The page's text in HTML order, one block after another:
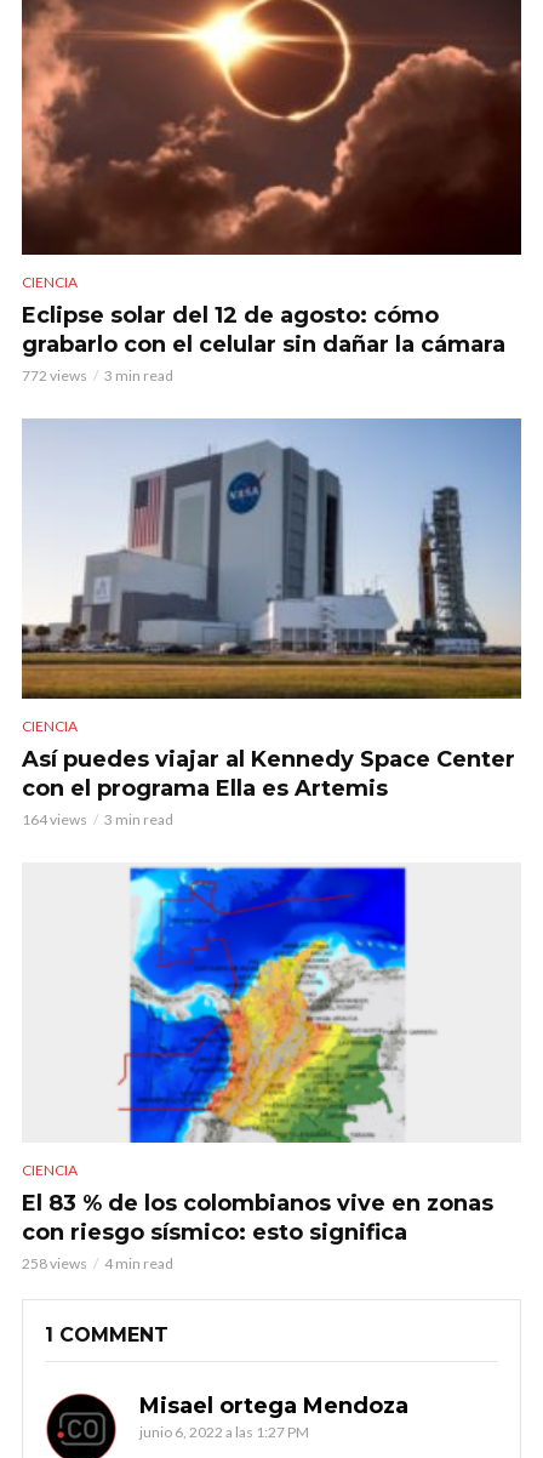
CIENCIA
Eclipse solar del 12 de agosto: cómo
grabarlo con el celular sin dañar la cámara
772 views 3 min read
CIENCIA
Así puedes viajar al Kennedy Space Center
con el programa Ella es Artemis
164 views 3 min read
CIENCIA
El 83 % de los colombianos vive en zonas
con riesgo sísmico: esto significa
258 views 4 min read
1 COMMENT
Misael ortega Mendoza
junio 6, 2022 a las 1:27 PM